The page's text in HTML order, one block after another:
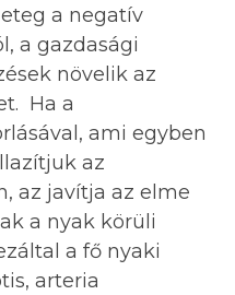
a negatív
a gazdasági
növelik az
Ha a
ami egyben
az
az javítja az elme
a nyak körüli
a fő nyaki
arteria